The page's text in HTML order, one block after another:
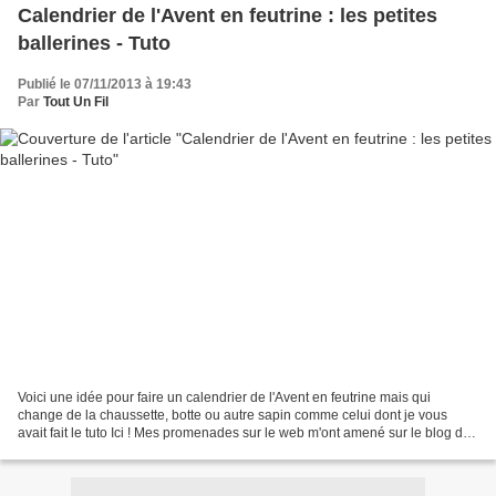
Calendrier de l'Avent en feutrine : les petites
ballerines - Tuto
Publié le 07/11/2013 à 19:43
Par Tout Un Fil
Voici une idée pour faire un calendrier de l'Avent en feutrine mais qui
change de la chaussette, botte ou autre sapin comme celui dont je vous
avait fait le tuto Ici ! Mes promenades sur le web m'ont amené sur le blog de